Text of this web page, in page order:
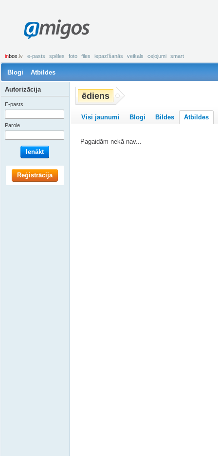
amigos
inbox .lv e-pasts spēles foto files iepazīšanās veikals ceļojumi smart
Blogi Atbildes
ēdiens
Visi jaunumi Blogi Bildes Atbildes
Pagaidām nekā nav...
Autorizācija
E-pasts
Parole
Ienākt
Reģistrācija